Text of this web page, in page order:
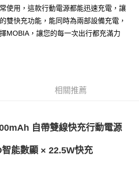
需綁卡、不需儲值。
訊認證，即可結帳。
後，再付款。
程】
內，點擊此簡訊中的連結，可透過四大超商／
進行付款，方視為交易完成。
先享後付 」之結帳頁面顯示為準，若有關於
support/home
以上)免運費
含以上)免運費
使用，這款行動電源都能迅速充電，讓
雙快充功能，能同時為兩部設備充電，
MOBIA，讓您的每一次出行都充滿力
相關推薦
自帶雙線快充行動電源
智能數顯 × 22.5W快充